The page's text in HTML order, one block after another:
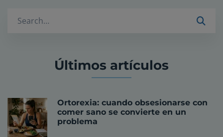
Últimos artículos
Ortorexia: cuando obsesionarse con
comer sano se convierte en un
problema